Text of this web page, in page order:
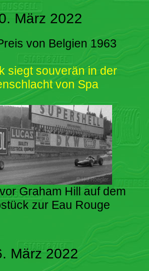
März 2022
von Belgien 1963
siegt souverän in der
von Spa
Graham Hill auf dem
zur Eau Rouge
März 2022